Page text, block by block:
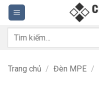
Bỏ
qua
nội
dung
Tìm
Trang chủ / Đèn MPE /